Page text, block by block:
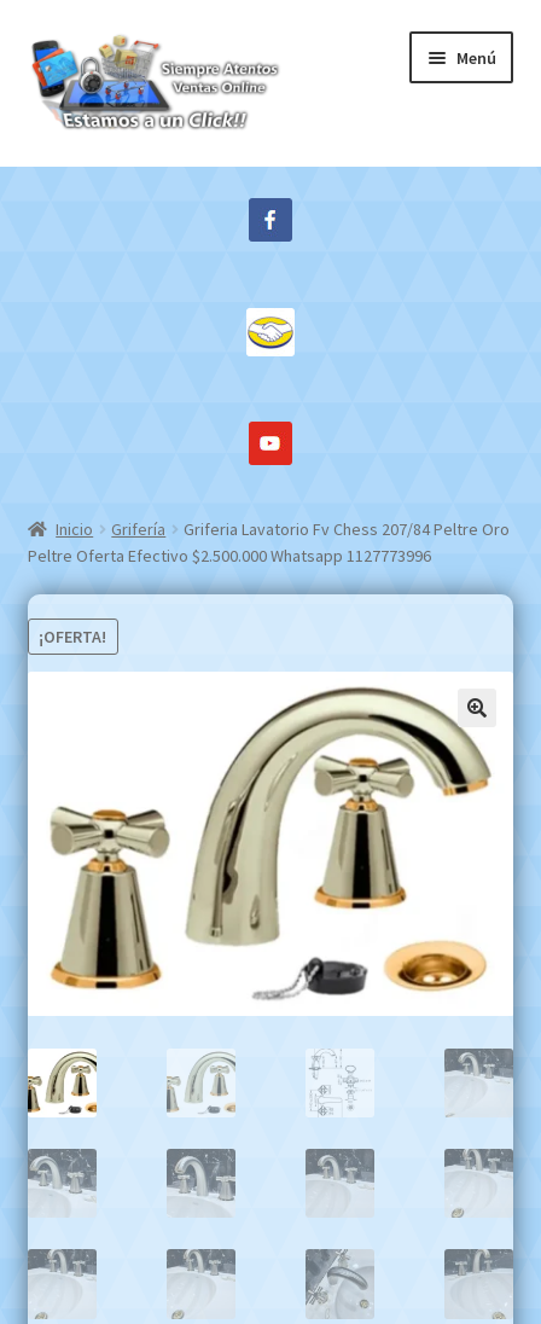
Ir
a
la
navegación
Ir
al
contenido
Menú
Inicio
Inicio Grifería
Griferia Lavatorio Fv Chess 207/84 Peltre Oro
Peltre Oferta Efectivo $2.500.000 Whatsapp 1127773996
¡OFERTA!
🔍